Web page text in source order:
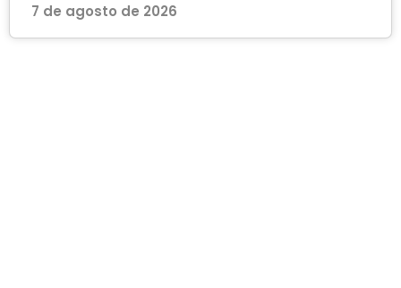
7 de agosto de 2026